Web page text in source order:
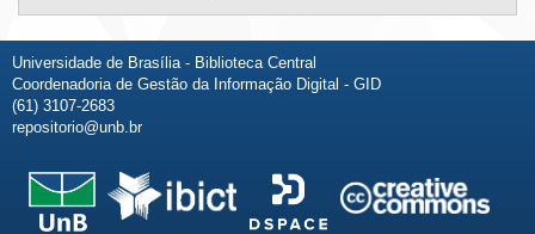
Universidade de Brasília - Biblioteca Central
Coordenadoria de Gestão da Informação Digital - GID
(61) 3107-2683
repositorio@unb.br